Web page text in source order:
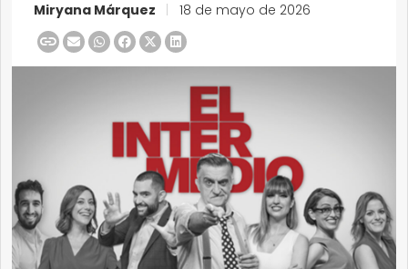
Miryana Márquez 18 de mayo de 2026